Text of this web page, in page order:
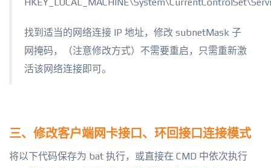
找到适当的网络连接 IP 地址，修改 subnetMask 子
网掩码，（注意修改方式）不需要重启，只需重新激
活该网络连接即可。
三、修改客户端网卡接口、环回接口连接模式
将以下代码保存为 bat 执行，或直接在 CMD 中依次执行